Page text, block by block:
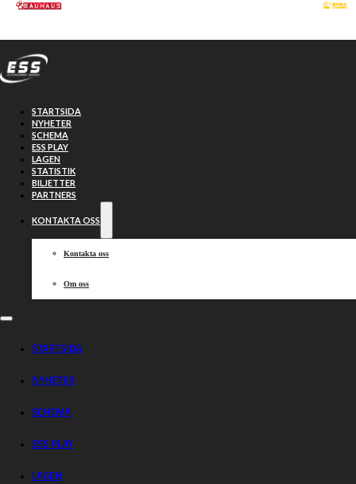
Hoppa till huvudinnehåll
STARTSIDA
NYHETER
SCHEMA
ESS PLAY
LAGEN
STATISTIK
BILJETTER
PARTNERS
KONTAKTA OSS
Kontakta oss
Om oss
STARTSIDA
NYHETER
SCHEMA
ESS PLAY
LAGEN
Gedigna
Västervik
besegrade
rivalen